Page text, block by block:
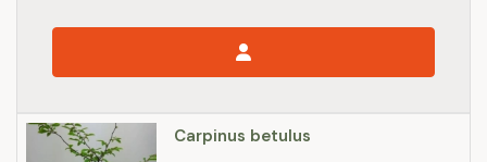
Carpinus betulus